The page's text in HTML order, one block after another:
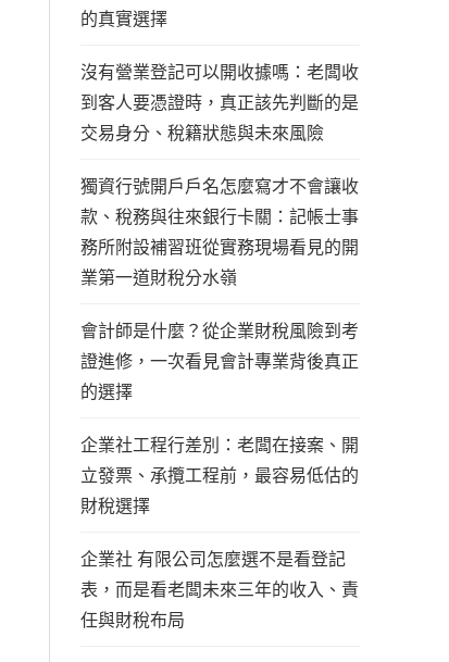
的真實選擇
沒有營業登記可以開收據嗎：老闆收
到客人要憑證時，真正該先判斷的是
交易身分、稅籍狀態與未來風險
獨資行號開戶戶名怎麼寫才不會讓收
款、稅務與往來銀行卡關：記帳士事
務所附設補習班從實務現場看見的開
業第一道財稅分水嶺
會計師是什麼？從企業財稅風險到考
證進修，一次看見會計專業背後真正
的選擇
企業社工程行差別：老闆在接案、開
立發票、承攬工程前，最容易低估的
財稅選擇
企業社 有限公司怎麼選不是看登記
表，而是看老闆未來三年的收入、責
任與財稅布局